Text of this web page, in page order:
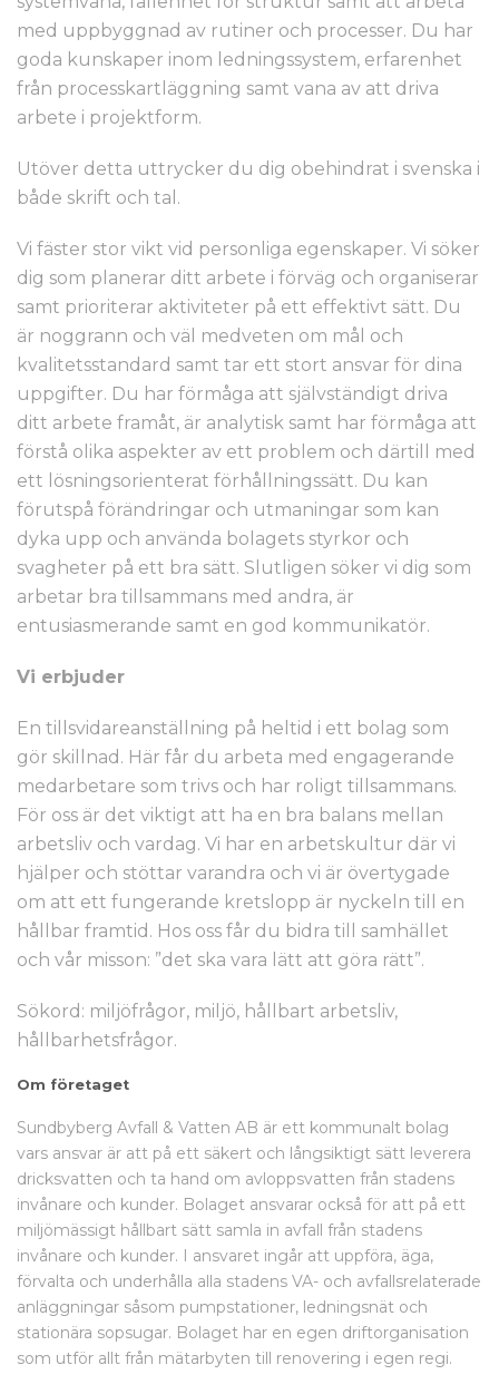
med uppbyggnad av rutiner och processer. Du har
goda kunskaper inom ledningssystem, erfarenhet
från processkartläggning samt vana av att driva
arbete i projektform.
Utöver detta uttrycker du dig obehindrat i svenska i
både skrift och tal.
Vi fäster stor vikt vid personliga egenskaper. Vi söker
dig som planerar ditt arbete i förväg och organiserar
samt prioriterar aktiviteter på ett effektivt sätt. Du
är noggrann och väl medveten om mål och
kvalitetsstandard samt tar ett stort ansvar för dina
uppgifter. Du har förmåga att självständigt driva
ditt arbete framåt, är analytisk samt har förmåga att
förstå olika aspekter av ett problem och därtill med
ett lösningsorienterat förhållningssätt. Du kan
förutspå förändringar och utmaningar som kan
dyka upp och använda bolagets styrkor och
svagheter på ett bra sätt. Slutligen söker vi dig som
arbetar bra tillsammans med andra, är
entusiasmerande samt en god kommunikatör.
Vi erbjuder
En tillsvidareanställning på heltid i ett bolag som
gör skillnad. Här får du arbeta med engagerande
medarbetare som trivs och har roligt tillsammans.
För oss är det viktigt att ha en bra balans mellan
arbetsliv och vardag. Vi har en arbetskultur där vi
hjälper och stöttar varandra och vi är övertygade
om att ett fungerande kretslopp är nyckeln till en
hållbar framtid. Hos oss får du bidra till samhället
och vår misson: ”det ska vara lätt att göra rätt”.
Sökord: miljöfrågor, miljö, hållbart arbetsliv,
hållbarhetsfrågor.
Om företaget
Sundbyberg Avfall & Vatten AB är ett kommunalt bolag
vars ansvar är att på ett säkert och långsiktigt sätt leverera
dricksvatten och ta hand om avloppsvatten från stadens
invånare och kunder. Bolaget ansvarar också för att på ett
miljömässigt hållbart sätt samla in avfall från stadens
invånare och kunder. I ansvaret ingår att uppföra, äga,
förvalta och underhålla alla stadens VA- och avfallsrelaterade
anläggningar såsom pumpstationer, ledningsnät och
stationära sopsugar. Bolaget har en egen driftorganisation
som utför allt från mätarbyten till renovering i egen regi.